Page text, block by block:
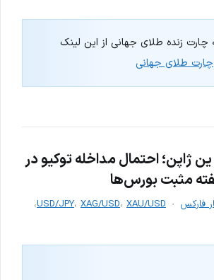
چارت زنده طلای جهانی از این لینک
چارت طلای جهانی
ین ژاپن؛ احتمال مداخله توکیو در
مثبت بورس‌ها
فارکس USD/JPY، XAG/USD، XAU/USD
،